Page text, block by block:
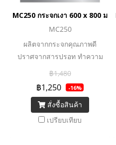
MC250 กระจกเงา 600 x 800 มม.
MC250
ผลิตจากกระจกคุณภาพดี
ปราศจากสารปรอท ทำความ
สะอาดง่าย
฿1,480
฿1,250 -16%
สั่งซื้อสินค้า
เปรียบเทียบ